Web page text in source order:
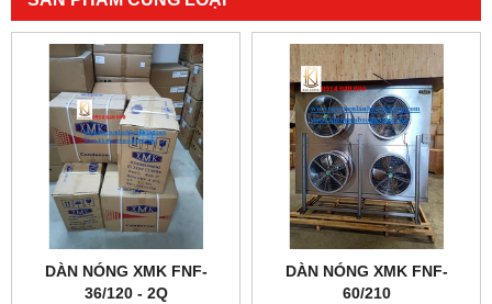
DÀN NÓNG XMK FNF-
36/120 - 2Q
DÀN NÓNG XMK FNF-
60/210